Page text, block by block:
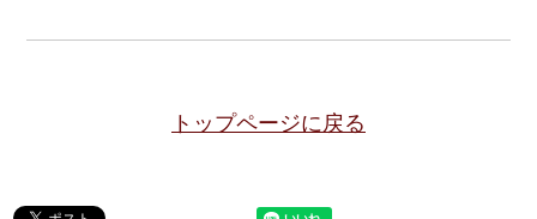
トップページに戻る